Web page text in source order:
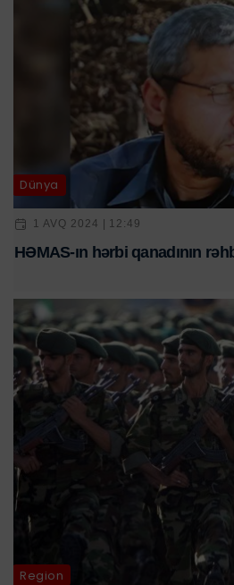
Dünya
1 AVQ 2024 | 12:49
HƏMAS-ın hərbi qanadının
Region